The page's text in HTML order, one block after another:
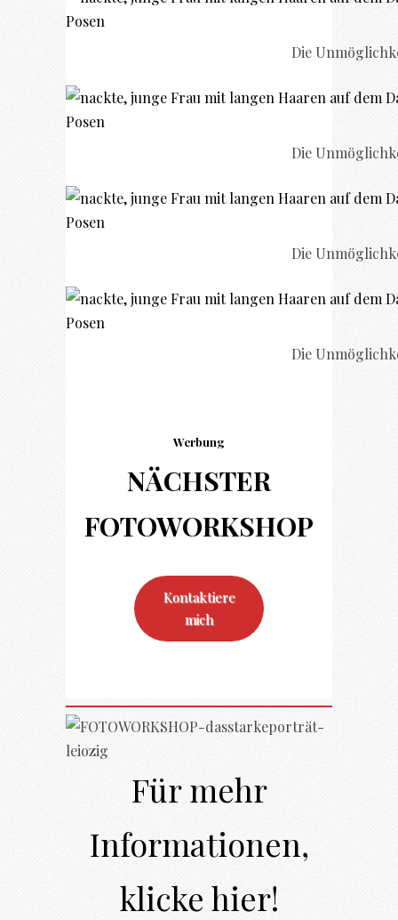
Die
Die
Die
Die
Werbung
NÄCHSTER
FOTOWORKSHOP
Kontaktiere
mich
Für mehr
Informationen,
klicke hier!